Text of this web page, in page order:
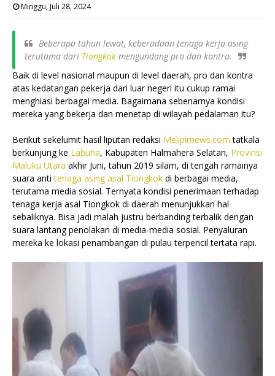
Minggu, Juli 28, 2024
Beberapa tahun lewat, keberadaan tenaga kerja asing
terutama dari Tiongkok mengundang pro dan kontra.
Baik di level nasional maupun di level daerah, pro dan kontra
atas kedatangan pekerja dari luar negeri itu cukup ramai
menghiasi berbagai media. Bagaimana sebenarnya kondisi
mereka yang bekerja dan menetap di wilayah pedalaman itu?
Berikut sekelumit hasil liputan redaksi Melipirnews.com tatkala
berkunjung ke Labuha, Kabupaten Halmahera Selatan, Provinsi
Maluku Utara akhir Juni, tahun 2019 silam, di tengah ramainya
suara antitenaga asing asal Tiongkok di berbagai media,
terutama media sosial. Ternyata kondisi penerimaan terhadap
tenaga kerja asal Tiongkok di daerah menunjukkan hal
sebaliknya. Bisa jadi malah justru berbanding terbalik dengan
suara lantang penolakan di media-media sosial. Penyaluran
mereka ke lokasi penambangan di pulau terpencil tertata rapi.